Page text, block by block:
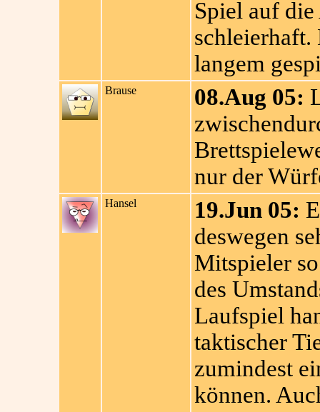
Spiel auf
schleierhaft.
langem
Brause 08.Aug 05:
nur der
Hansel 19.Jun 05:
deswegen
Mitspieler
des
Laufspiel
taktischer
zumindest
können.